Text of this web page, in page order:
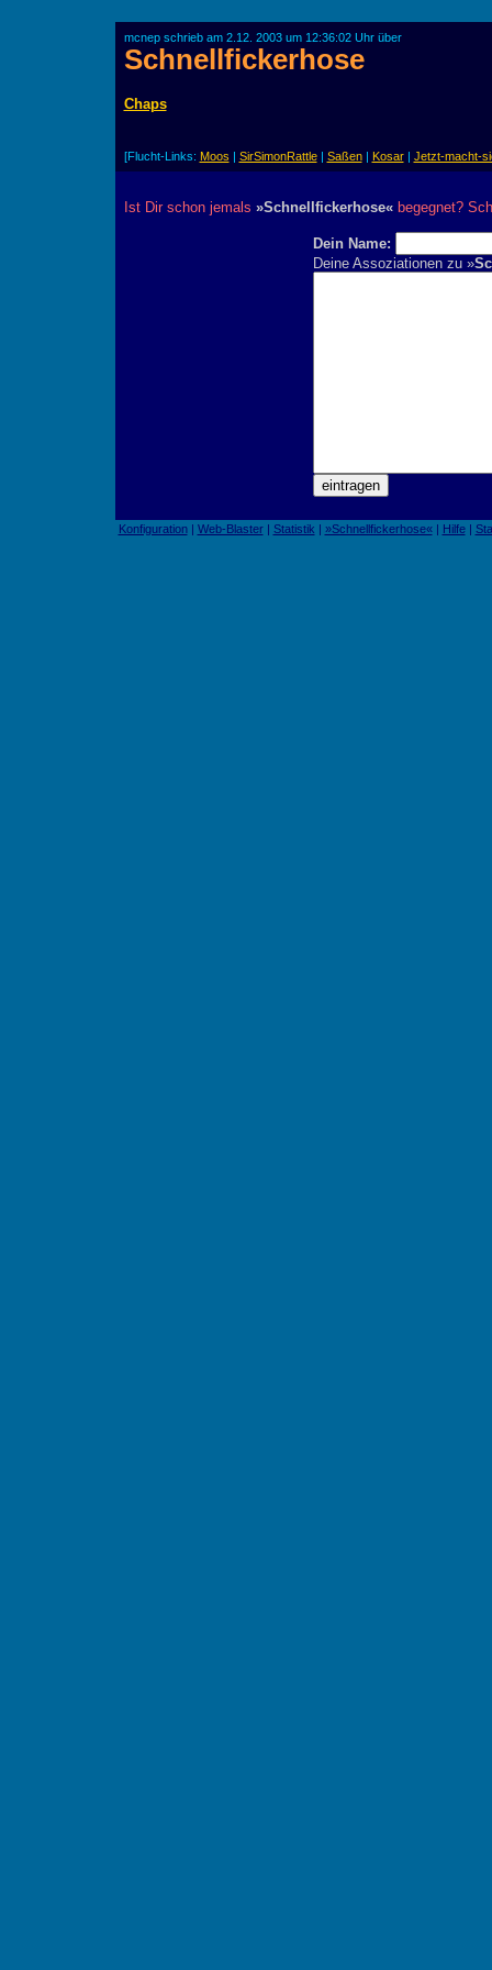
mcnep schrieb am 2.12. 2003 um 12:36:02 Uhr über
Schnellfickerhose
Chaps
[Flucht-Links: Moos | SirSimonRattle| Saßen| Kosar| Jetzt-macht-
Ist Dir schon jemals »Schnellfickerhose«begegnet?
Dein Name:
Deine Assoziationen zu »
Konfiguration| Web-Blaster| Statistik | »Schnellfickerhose«| Hilfe|